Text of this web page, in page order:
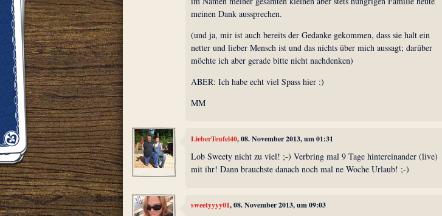
meinen Dank aussprechen.
(und ja, mir ist auch bereits der Gedanke gekommen, dass sie halt ein
netter und lieber Mensch ist und das nichts über mich aussagt; darüber
möchte ich aber gerade bitte nicht nachdenken)
ABER: Ich habe echt viel Spass hier :)
MM
LieberTeufel40, 08. November 2013, um 01:31
Lob Sweety nicht zu viel! ;-) Verbring mal 9 Tage hintereinander (live)
mit ihr! Dann brauchste danach noch mal ne Woche Urlaub! ;-)
sweetyyyy01, 08. November 2013, um 09:03